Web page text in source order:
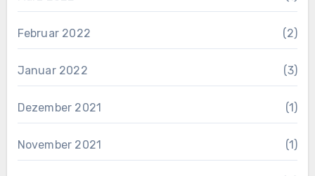
Februar 2022 (2)
Januar 2022 (3)
Dezember 2021 (1)
November 2021 (1)